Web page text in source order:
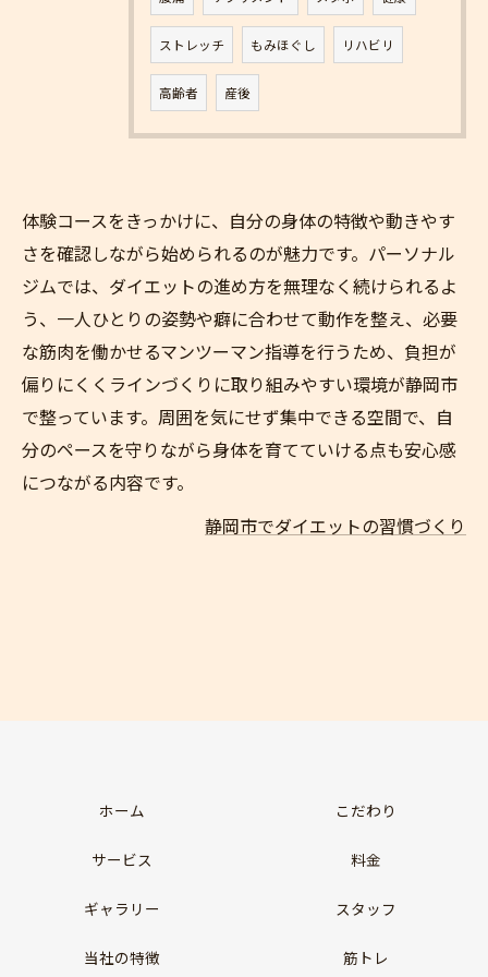
ストレッチ もみほぐし リハビリ
高齢者 産後
体験コースをきっかけに、自分の身体の特徴や動きやす
さを確認しながら始められるのが魅力です。パーソナル
ジムでは、ダイエットの進め方を無理なく続けられるよ
う、一人ひとりの姿勢や癖に合わせて動作を整え、必要
な筋肉を働かせるマンツーマン指導を行うため、負担が
偏りにくくラインづくりに取り組みやすい環境が静岡市
で整っています。周囲を気にせず集中できる空間で、自
分のペースを守りながら身体を育てていける点も安心感
につながる内容です。
静岡市でダイエットの習慣づくり
ホーム こだわり
サービス 料金
ギャラリー スタッフ
当社の特徴 筋トレ